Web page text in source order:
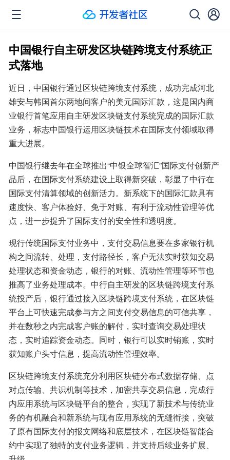
中国银行自主研发区块链跨境支付系统正
式落地
近日，中国银行通过区块链跨境支付系统，成功完成河北
雄安与韩国首尔两地间客户的美元国际汇款，这是国内商
业银行首笔应用自主研发区块链支付系统完成的国际汇款
业务，标志中国银行运用区块链技术在国际支付领域取得
重大进展。
中国银行继去年在全球推出“中银全球智汇”国际支付创新产
品后，在国际支付系统建设上取得新突破，彰显了中行在
国际支付清算领域的创新活力。新系统下的国际汇款具有
速度快、客户体验好、免于对账、有利于流动性管理等优
点，进一步提升了国际支付的安全性和透明度。
现行传统国际支付业务中，支付交易信息要在多家银行机
构之间流转、处理，支付路径长，客户无法实时获知交易
处理状态和资金动态，银行的对账、流动性管理等环节也
推高了业务处理成本。中行自主研发的区块链跨境支付系
统投产后，银行通过接入区块链跨境支付系统，在区块链
平台上可快速完成参与方之间支付交易信息的可信共享，
并在数秒之内完成客户账的解付，实时查询交易处理状
态，实时追踪资金动态。同时，银行可以实时销账，实时
获知账户头寸信息，提高流动性管理效率。
区块链跨境支付系统充分利用区块链分布式数据存储、点
对点传输、共识机制等技术，加密共享交易信息，完成行
内应用系统与区块链平台的整合，实现了新技术与传统业
务的有机融合和新系统与现有应用系统的无缝衔接，突破
了原有国际支付的报文网络和底层技术，在区块链智能合
约中实现了独特的支付业务逻辑，并支持后续业务扩展、